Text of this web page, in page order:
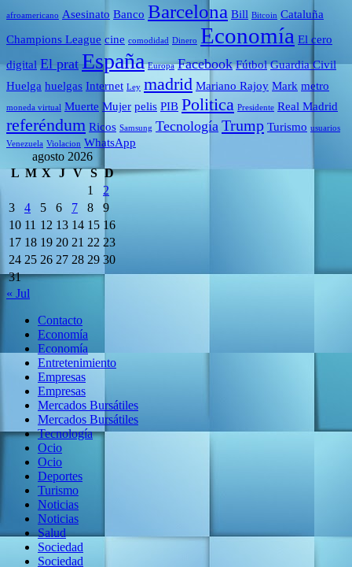
afroamericano Asesinato Banco Barcelona Bill Bitcoin Cataluña
Champions League cine comodidad Dinero Economía El cero
digital El prat España Europa Facebook Fútbol Guardia Civil
Huelga huelgas Internet Ley madrid Mariano Rajoy Mark metro
moneda virtual Muerte Mujer pelis PIB Politica Presidente Real Madrid
referéndum Ricos Samsung Tecnología Trump Turismo usuarios
Venezuela Violacion WhatsApp
agosto 2026
L M X J V S D
1
2
3
4 5 6 7 8
9
10 11 12 13 14 15 16
17 18 19 20 21 22 23
24 25 26 27 28 29 30
31
« Jul
Contacto
Economía
Economía
Entretenimiento
Empresas
Empresas
Mercados Bursátiles
Mercados Bursátiles
Tecnología
Ocio
Ocio
Deportes
Turismo
Noticias
Noticias
Salud
Sociedad
Sociedad